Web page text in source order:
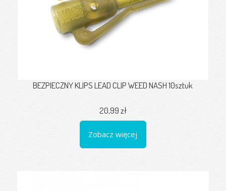
BEZPIECZNY KLIPS LEAD CLIP WEED NASH 10sztuk
20,99 zł
Zobacz więcej